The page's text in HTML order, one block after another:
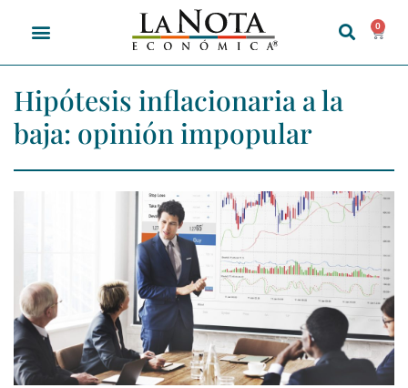
0
Hipótesis inflacionaria a la
baja: opinión impopular